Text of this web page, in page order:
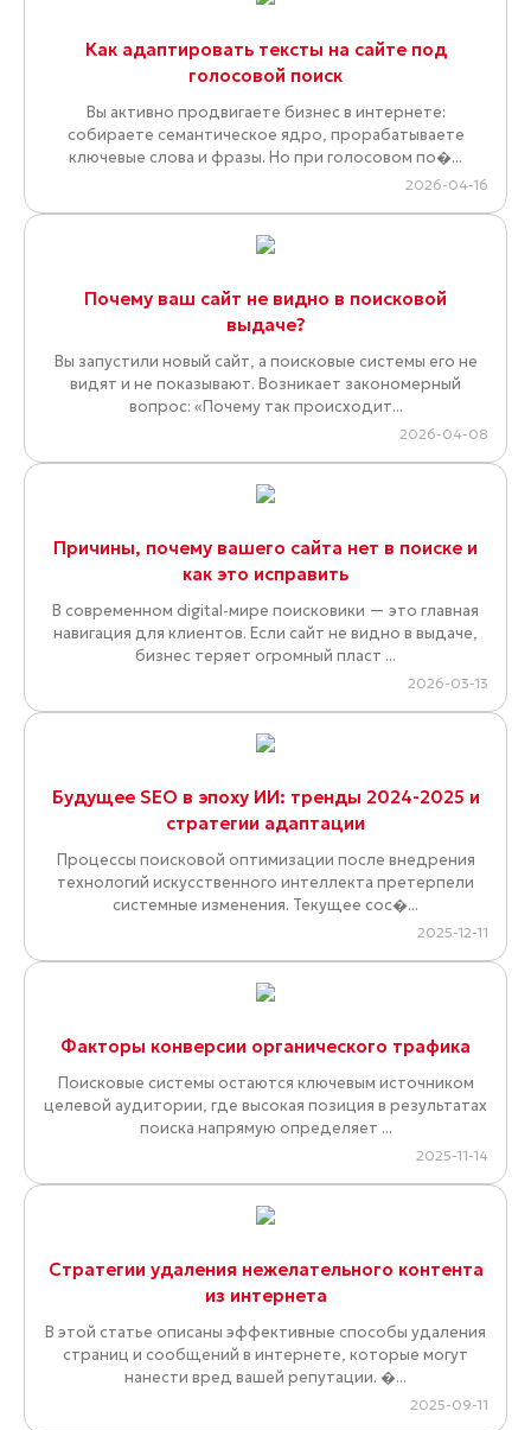
Как адаптировать тексты на сайте под
голосовой поиск
Вы активно продвигаете бизнес в интернете:
собираете семантическое ядро, прорабатываете
ключевые слова и фразы. Но при голосовом по�...
2026-04-16
Почему ваш сайт не видно в поисковой
выдаче?
Вы запустили новый сайт, а поисковые системы его не
видят и не показывают. Возникает закономерный
вопрос: «Почему так происходит...
2026-04-08
Причины, почему вашего сайта нет в поиске и
как это исправить
В современном digital-мире поисковики — это главная
навигация для клиентов. Если сайт не видно в выдаче,
бизнес теряет огромный пласт ...
2026-03-13
Будущее SEO в эпоху ИИ: тренды 2024-2025 и
стратегии адаптации
Процессы поисковой оптимизации после внедрения
технологий искусственного интеллекта претерпели
системные изменения. Текущее сос�...
2025-12-11
Факторы конверсии органического трафика
Поисковые системы остаются ключевым источником
целевой аудитории, где высокая позиция в результатах
поиска напрямую определяет ...
2025-11-14
Стратегии удаления нежелательного контента
из интернета
В этой статье описаны эффективные способы удаления
страниц и сообщений в интернете, которые могут
нанести вред вашей репутации. �...
2025-09-11